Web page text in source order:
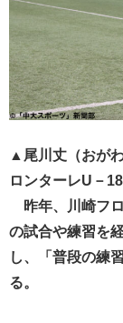
▲尾川丈（おが
ロンターレU－
昨年、川崎フ
の試合や練習を
し、「普段の練
る。